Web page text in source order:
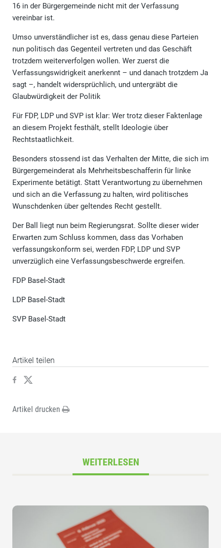
16 in der Bürgergemeinde nicht mit der Verfassung
vereinbar ist.
Umso unverständlicher ist es, dass genau diese Parteien
nun politisch das Gegenteil vertreten und das Geschäft
trotzdem weiterverfolgen wollen. Wer zuerst die
Verfassungswidrigkeit anerkennt – und danach trotzdem Ja
sagt –, handelt widersprüchlich, und untergräbt die
Glaubwürdigkeit der Politik
Für FDP, LDP und SVP ist klar: Wer trotz dieser Faktenlage
an diesem Projekt festhält, stellt Ideologie über
Rechtstaatlichkeit.
Besonders stossend ist das Verhalten der Mitte, die sich im
Bürgergemeinderat als Mehrheitsbeschafferin für linke
Experimente betätigt. Statt Verantwortung zu übernehmen
und sich an die Verfassung zu halten, wird politisches
Wunschdenken über geltendes Recht gestellt.
Der Ball liegt nun beim Regierungsrat. Sollte dieser wider
Erwarten zum Schluss kommen, dass das Vorhaben
verfassungskonform sei, werden FDP, LDP und SVP
unverzüglich eine Verfassungsbeschwerde ergreifen.
FDP Basel-Stadt
LDP Basel-Stadt
SVP Basel-Stadt
Artikel teilen
Artikel drucken
WEITERLESEN